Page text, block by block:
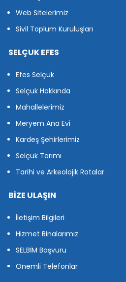
Web Sitelerimiz
Sivil Toplum Kuruluşları
SELÇUK EFES
Efes Selçuk
Selçuk Hakkında
Mahallelerimiz
Meryem Ana Evi
Kardeş Şehirlerimiz
Selçuk Tarımı
Tarihi ve Arkeolojik Rotalar
BİZE ULAŞIN
İletişim Bilgileri
Hizmet Binalarımız
SELBİM Başvuru
Önemli Telefonlar